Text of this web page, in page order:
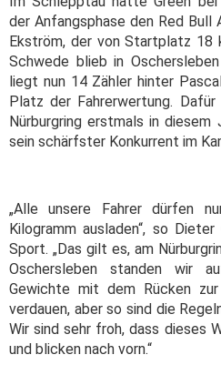
der Anfangsphase den Red
Ekström, der von Startplatz 18
Schwede blieb in
liegt nun 14 Zähler hinter
Platz der Fahrerwertung.
Nürburgring erstmals in
sein schärfster Konkurrent im
„Alle unsere Fahrer dürfen
Kilogramm ausladen“, so
Sport. „Das gilt es, am
Oschersleben standen wir
Gewichte mit dem Rücken
verdauen, aber so sind die
Wir sind sehr froh, dass dieses
und blicken nach vorn.“